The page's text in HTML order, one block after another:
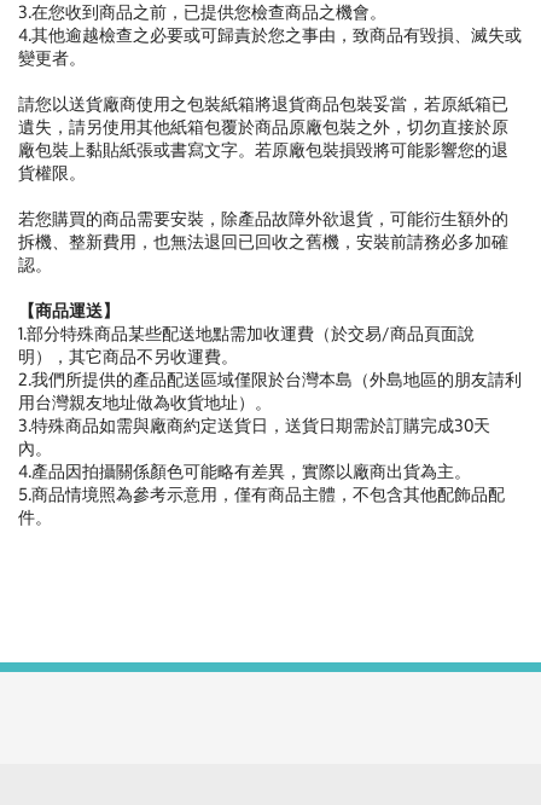
3.在您收到商品之前，已提供您檢查商品之機會。
4.其他逾越檢查之必要或可歸責於您之事由，致商品有毀損、滅失或
變更者。
請您以送貨廠商使用之包裝紙箱將退貨商品包裝妥當，若原紙箱已
遺失，請另使用其他紙箱包覆於商品原廠包裝之外，切勿直接於原
廠包裝上黏貼紙張或書寫文字。若原廠包裝損毀將可能影響您的退
貨權限。
若您購買的商品需要安裝，除產品故障外欲退貨，可能衍生額外的
拆機、整新費用，也無法退回已回收之舊機，安裝前請務必多加確
認。
【商品運送】
1.部分特殊商品某些配送地點需加收運費（於交易/商品頁面說
明），其它商品不另收運費。
2.我們所提供的產品配送區域僅限於台灣本島（外島地區的朋友請利
用台灣親友地址做為收貨地址）。
3.特殊商品如需與廠商約定送貨日，送貨日期需於訂購完成30天
內。
4.產品因拍攝關係顏色可能略有差異，實際以廠商出貨為主。
5.商品情境照為參考示意用，僅有商品主體，不包含其他配飾品配
件。